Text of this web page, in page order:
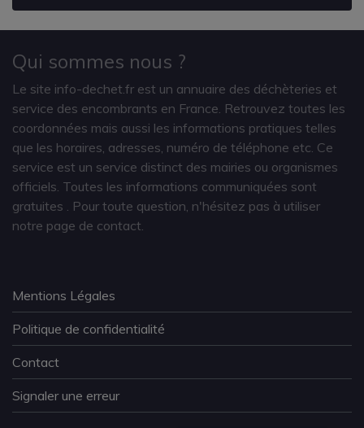
Qui sommes nous ?
Le site info-dechet.fr est un annuaire des déchèteries et
service des encombrants en France. Retrouvez toutes les
coordonnées mais aussi les informations pratiques telles
que les horaires, adresses, numéro de téléphone etc. Ce
service est un service distinct des mairies ou organismes
officiels. Toutes les informations communiquées sont
gratuites
. Pour toute question, n'hésitez pas à utiliser
notre page de contact.
Mentions Légales
Politique de confidentialité
Contact
Signaler une erreur